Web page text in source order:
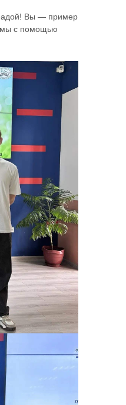
Вы — пример
с помощью